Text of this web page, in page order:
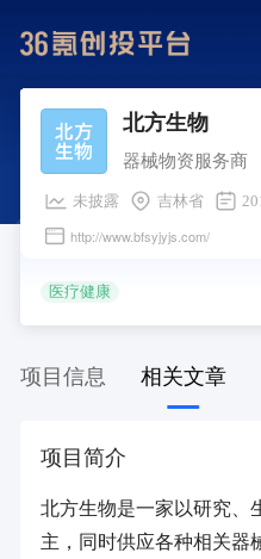
北方生物
器械物资服务商
未披露 吉林省
http://www.bfsyjyjs.com/
医疗健康
项目信息 相关文章
项目简介
北方生物是一家以研究、
主，同时供应各种相关器